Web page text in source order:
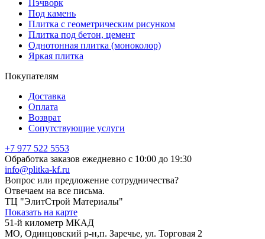
Пэчворк
Под камень
Плитка с геометрическим рисунком
Плитка под бетон, цемент
Однотонная плитка (моноколор)
Яркая плитка
Покупателям
Доставка
Оплата
Возврат
Сопутствующие услуги
+7 977 522 5553
Обработка заказов ежедневно с 10:00 до 19:30
info@plitka-kf.ru
Вопрос или предложение сотрудничества?
Отвечаем на все письма.
ТЦ "ЭлитСтрой Материалы"
Показать на карте
51-й километр МКАД
МО, Одинцовский р-н,п. Заречье, ул. Торговая 2